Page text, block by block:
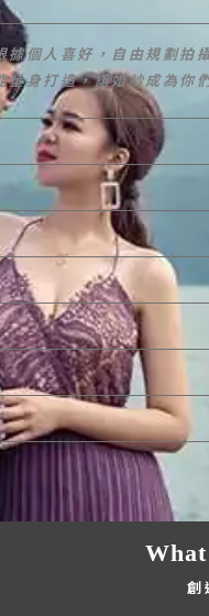
個人喜好，自由規劃拍
量身打造，讓婚紗成為你
創